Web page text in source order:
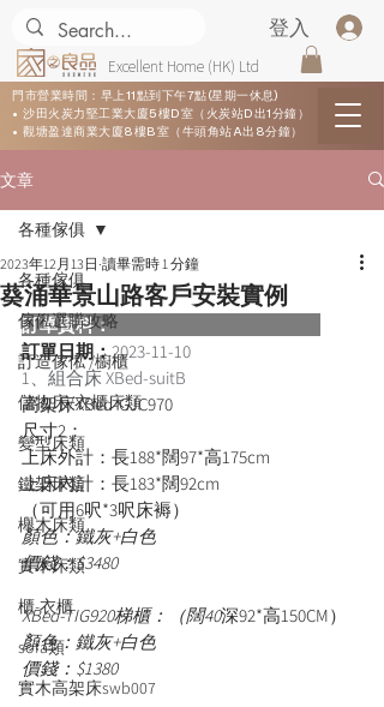
Excellent Home (HK) Ltd
登入
門市營業時間：早上11點到下午7點(星期一休息)
• 沙田火炭力堅工業大廈5樓D室（火炭站D出1分鐘）
• 觀塘盈達商業大廈8樓B室（牛頭角站A出8分鐘）
文章
各種傢俱
傢俬選購攻略
訂造傢俬 /櫥櫃
儲物床/衣櫃床類
變型床類
鐵架床類
櫸木床類
實木床類
櫃-衣櫃
sofa類
實木高架床swb007
各種傢俱
葵涌華景山路客戶安裝實例
2023年12月13日 讀畢需時 1 分鐘
訂單資料：
訂單日期：2023-11-10
1、組合床 XBed-suitB
高架床XBed-GJC970
尺寸2：
上床外計：長188*闊97*高175cm
上床內計：長183*闊92cm
（可用6呎*3呎床褥）
顏色：鐵灰+白色
價錢：$3480
XBed-TIG920梯櫃：（闊40深92*高150CM）
顏色：鐵灰+白色
價錢：$1380